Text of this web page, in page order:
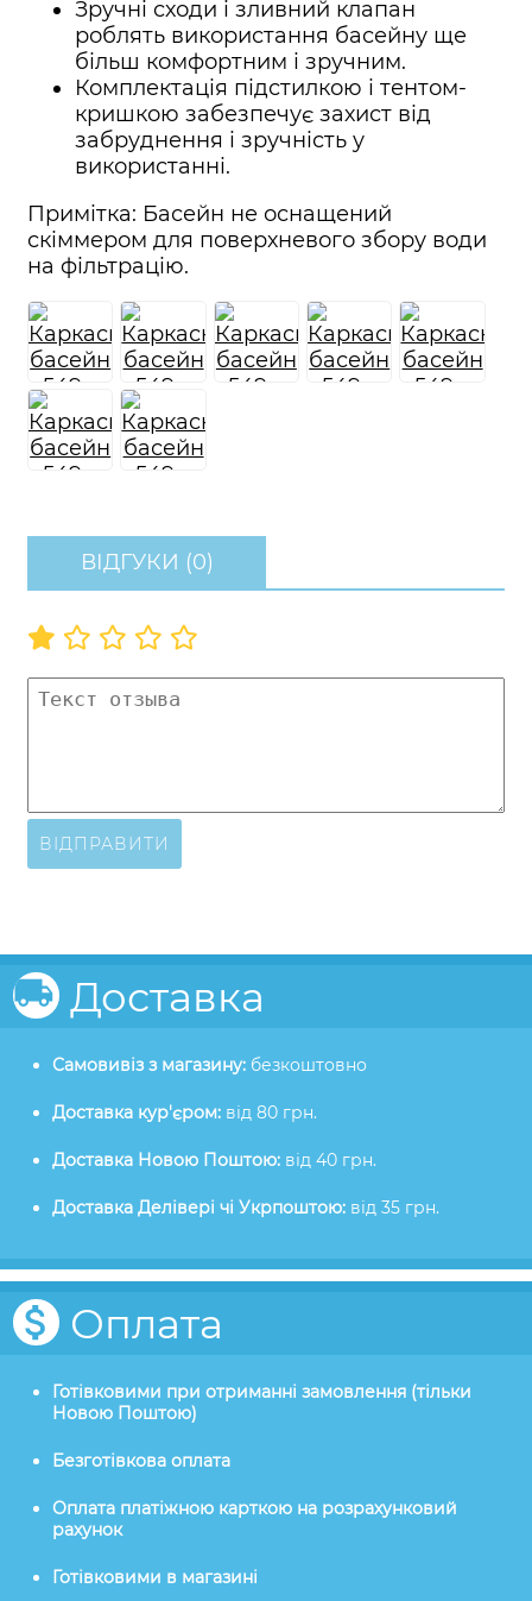
Зручні сходи і зливний клапан
роблять використання басейну ще
більш комфортним і зручним.
Комплектація підстилкою і тентом-
кришкою забезпечує захист від
забруднення і зручність у
використанні.
Примітка: Басейн не оснащений
скіммером для поверхневого збору води
на фільтрацію.
ВІДГУКИ (0)
ВІДПРАВИТИ
Доставка
Самовивіз з магазину: безкоштовно
Доставка кур'єром: від 80 грн.
Доставка Новою Поштою: від 40 грн.
Доставка Делівері чі Укрпоштою: від 35 грн.
Оплата
Готівковими при отриманні замовлення (тільки
Новою Поштою)
Безготівкова оплата
Оплата платіжною карткою на розрахунковий
рахунок
Готівковими в магазині